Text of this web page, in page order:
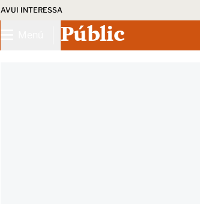
AVUI INTERESSA
Públic